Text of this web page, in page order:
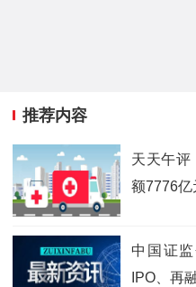
推荐内容
天天午评
额7776亿
中国证
IPO、再